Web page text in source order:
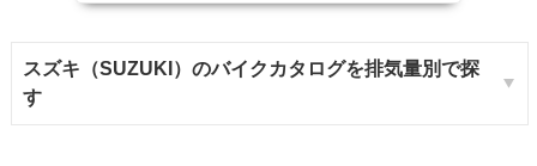
スズキ（SUZUKI）のバイクカタログを排気量別で探
す